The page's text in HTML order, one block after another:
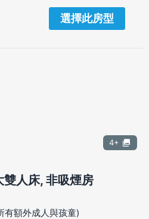
選擇此房型
4+
雙人床, 非吸煙房
有額外成人與孩童)